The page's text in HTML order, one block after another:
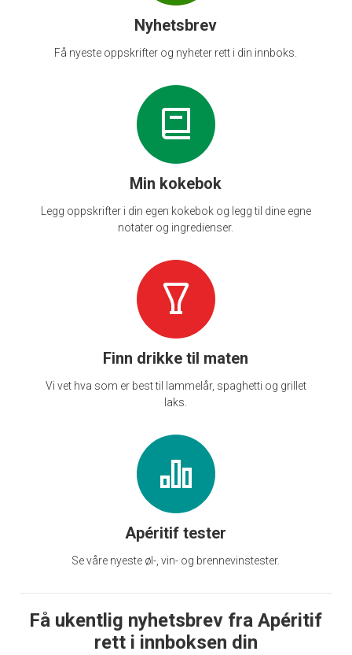
Nyhetsbrev
Få nyeste oppskrifter og nyheter rett i din innboks.
Min kokebok
Legg oppskrifter i din egen kokebok og legg til dine egne
notater og ingredienser.
Finn drikke til maten
Vi vet hva som er best til lammelår, spaghetti og grillet
laks.
Apéritif tester
Se våre nyeste øl-, vin- og brennevinstester.
Få ukentlig nyhetsbrev fra Apéritif
rett i innboksen din